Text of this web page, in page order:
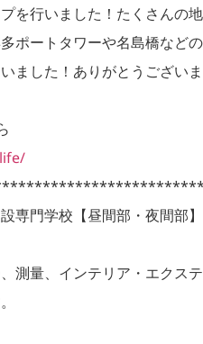
を行いました！たくさんの地
ポートタワーや名島橋などの
ました！ありがとうございま
門学校【昼間部・夜間部】
測量、インテリア・エクステ